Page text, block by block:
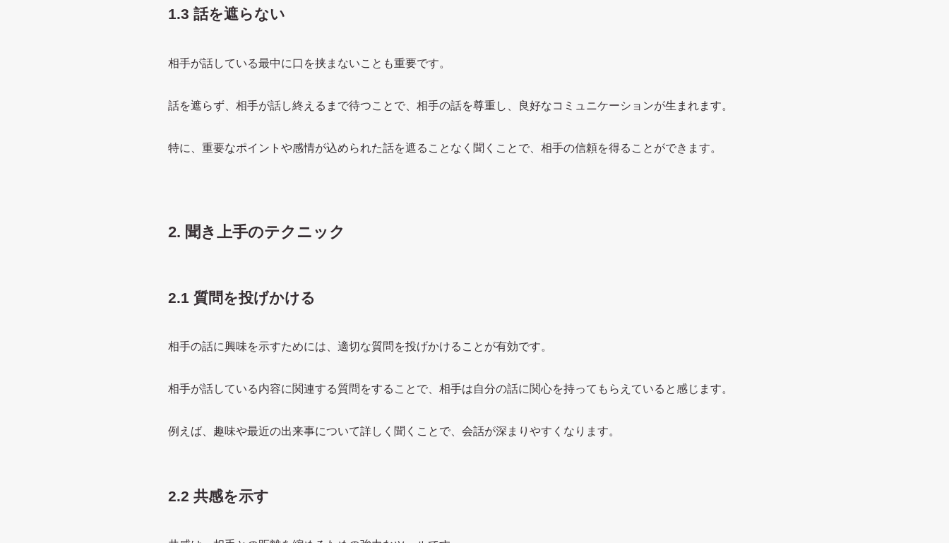
1.3 話を遮らない
相手が話している最中に口を挟まないことも重要です。
話を遮らず、相手が話し終えるまで待つことで、相手の話を尊重し、良好なコミュニケーションが生まれます。
特に、重要なポイントや感情が込められた話を遮ることなく聞くことで、相手の信頼を得ることができます。
2. 聞き上手のテクニック
2.1 質問を投げかける
相手の話に興味を示すためには、適切な質問を投げかけることが有効です。
相手が話している内容に関連する質問をすることで、相手は自分の話に関心を持ってもらえていると感じます。
例えば、趣味や最近の出来事について詳しく聞くことで、会話が深まりやすくなります。
2.2 共感を示す